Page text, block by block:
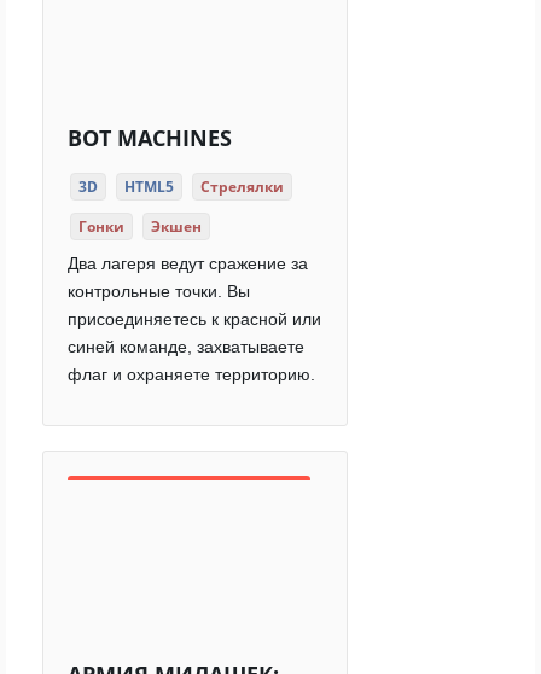
BOT MACHINES
3D HTML5
Стрелялки
Гонки
Экшен
Два лагеря ведут сражение за
контрольные точки. Вы
присоединяетесь к красной или
синей команде, захватываете
флаг и охраняете территорию.